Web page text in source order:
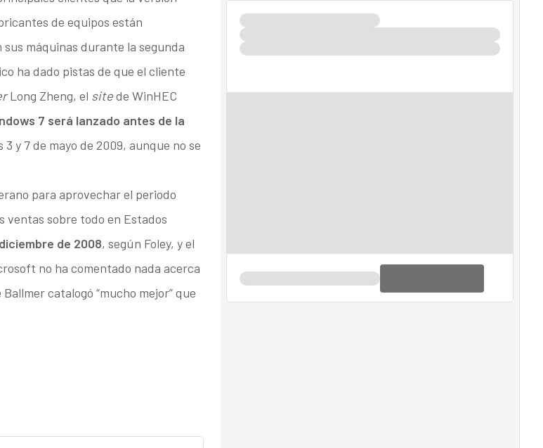
de equipos están
máquinas durante la segunda
ha dado pistas de que el cliente
Long Zheng, el sitede WinHEC
7 será lanzado antes de la
y 7 de mayo de 2009, aunque no se
para aprovechar el periodo
ventas sobre todo en Estados
de 2008, según Foley, y el
no ha comentado nada acerca
catalogó “mucho mejor” que